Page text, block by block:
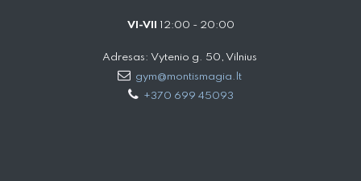
VI-VII 12:00 - 20:00
Adresas: Vytenio g. 50, Vilnius
gym@montismagia.lt
+370 699 45093